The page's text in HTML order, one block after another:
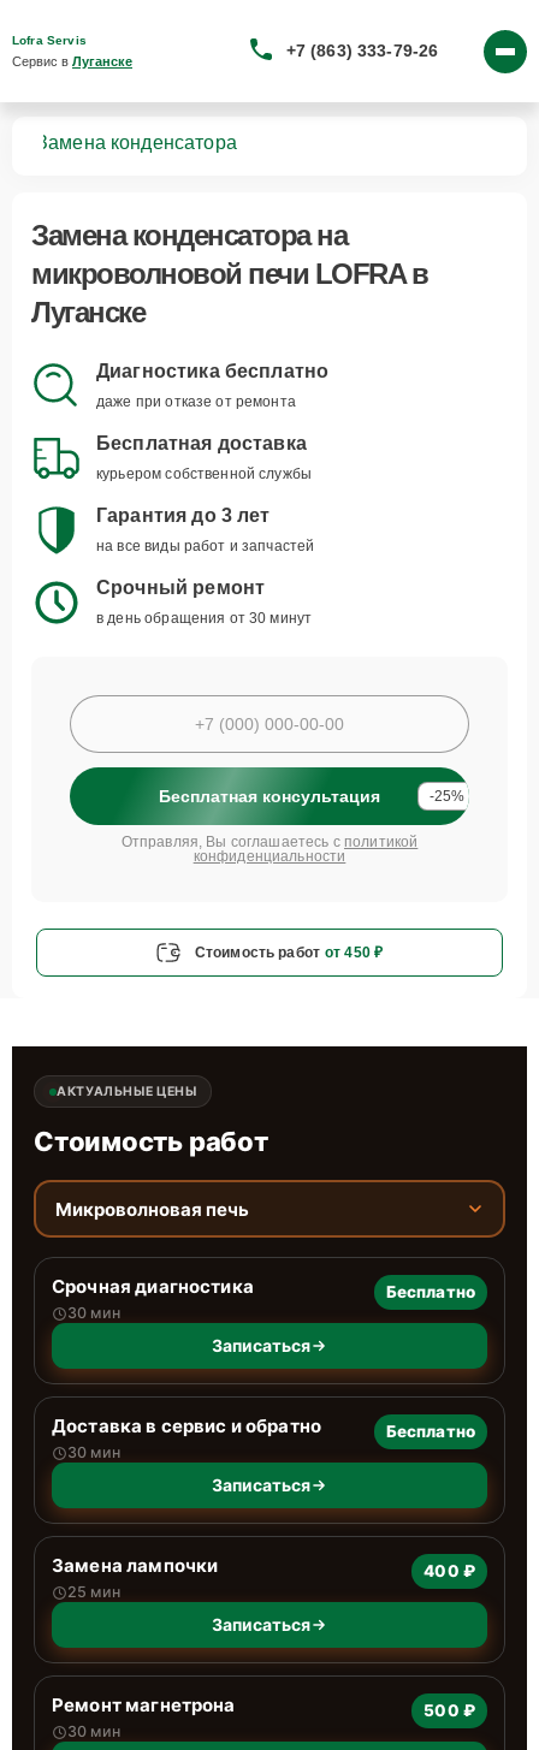
Lofra Servis
Сервис в Луганске
+7 (863) 333-79-26
Замена конденсатора
Замена конденсаторана
микроволновой печи LOFRA в
Луганске
Диагностика бесплатно
даже при отказе от ремонта
Бесплатная доставка
курьером собственной службы
Гарантия до 3 лет
на все виды работ и запчастей
Срочный ремонт
в день обращения от 30 минут
Бесплатная консультация -25%
Отправляя, Вы соглашаетесь с политикой
конфиденциальности
Стоимость работ от 450 ₽
АКТУАЛЬНЫЕ ЦЕНЫ
Стоимость работ
Микроволновая печь
Срочная диагностика
30 мин
Бесплатно
Записаться
Доставка в сервис и обратно
30 мин
Бесплатно
Записаться
Замена лампочки
25 мин
400 ₽
Записаться
Ремонт магнетрона
30 мин
500 ₽